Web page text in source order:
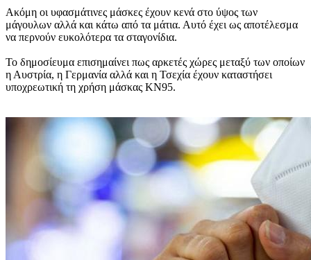
Ακόμη οι υφασμάτινες μάσκες έχουν κενά στο ύψος των
μάγουλων αλλά και κάτω από τα μάτια. Αυτό έχει ως αποτέλεσμα
να περνούν ευκολότερα τα σταγονίδια.
Το δημοσίευμα επισημαίνει πως αρκετές χώρες μεταξύ των οποίων
η Αυστρία, η Γερμανία αλλά και η Τσεχία έχουν καταστήσει
υποχρεωτική τη χρήση μάσκας ΚΝ95.